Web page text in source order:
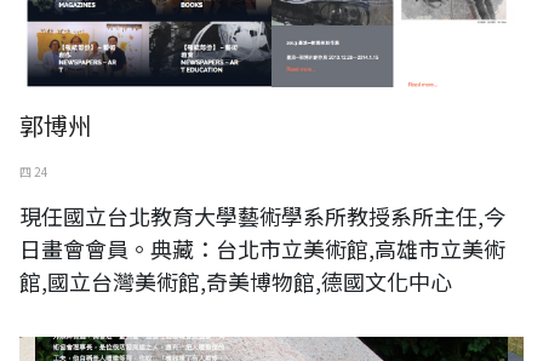
郭博州
四 24
現任國立台北教育大學藝術學系所教授系所主任,今
日畫會會員。典藏：台北市立美術館,高雄市立美術
館,國立台灣美術館,奇美博物館,德國文化中心